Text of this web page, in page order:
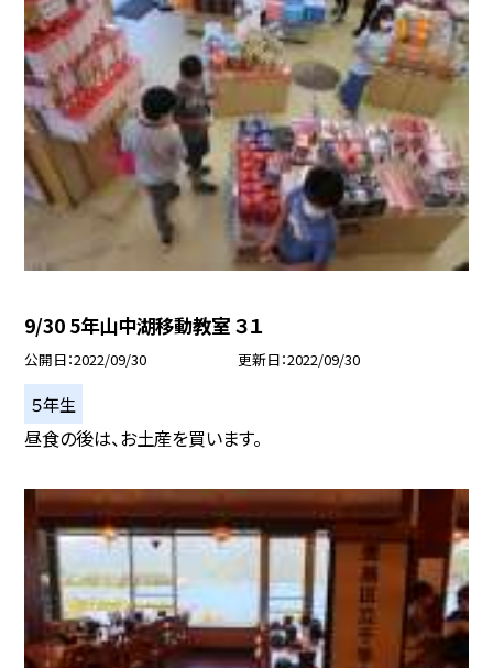
9/30 5年山中湖移動教室 ３１
公開日 2022/09/30 更新日 2022/09/30
５年生
昼食の後は、お土産を買います。